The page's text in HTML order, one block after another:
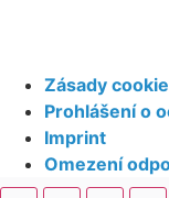
Zásady
Prohlášení o
Imprint
Omezení